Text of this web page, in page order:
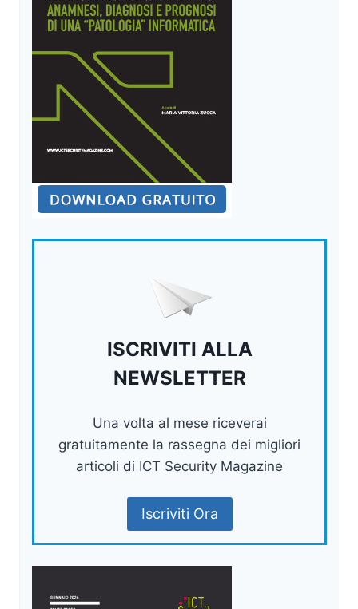
OGNI
SISTEMA
E
BROWSER
ISCRIVITI ALLA
NEWSLETTER
Una volta al mese riceverai
gratuitamente la rassegna dei migliori
articoli di ICT Security Magazine
Iscriviti Ora